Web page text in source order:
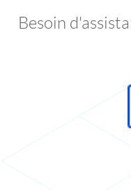
Besoin